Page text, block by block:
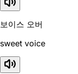
보이스 오버
sweet voice